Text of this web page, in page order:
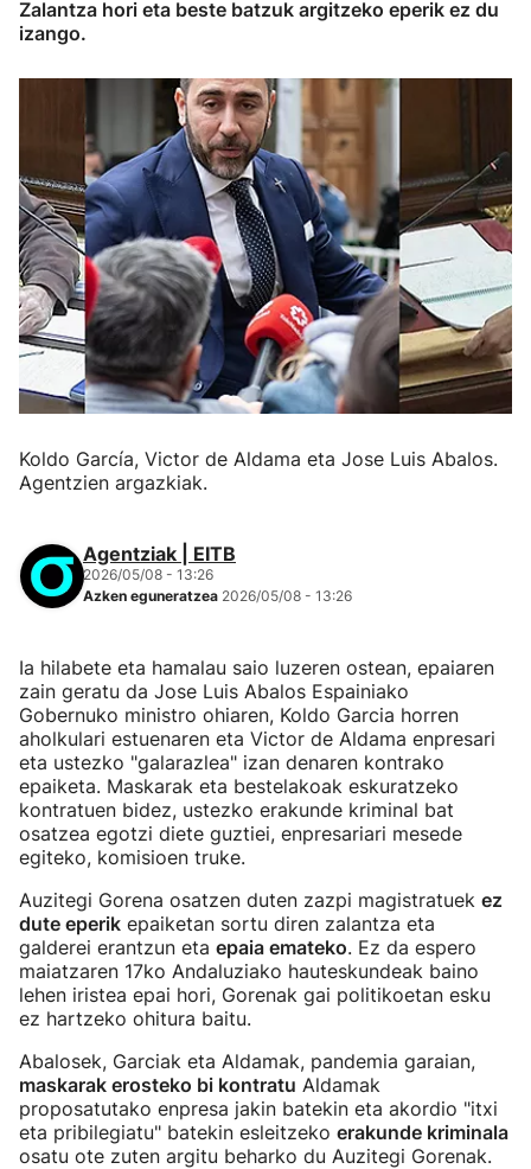
Zalantza hori eta beste batzuk argitzeko eperik ez du
izango.
Koldo García, Victor de Aldama eta Jose Luis Abalos.
Agentzien argazkiak.
Agentziak | EITB
2026/05/08 - 13:26
Azken eguneratzea 2026/05/08 - 13:26
Ia hilabete eta hamalau saio luzeren ostean, epaiaren
zain geratu da Jose Luis Abalos Espainiako
Gobernuko ministro ohiaren, Koldo Garcia horren
aholkulari estuenaren eta Victor de Aldama enpresari
eta ustezko "galarazlea" izan denaren kontrako
epaiketa. Maskarak eta bestelakoak eskuratzeko
kontratuen bidez, ustezko erakunde kriminal bat
osatzea egotzi diete guztiei, enpresariari mesede
egiteko, komisioen truke.
Auzitegi Gorena osatzen duten zazpi magistratuek ez
dute eperik epaiketan sortu diren zalantza eta
galderei erantzun eta epaia emateko. Ez da espero
maiatzaren 17ko Andaluziako hauteskundeak baino
lehen iristea epai hori, Gorenak gai politikoetan esku
ez hartzeko ohitura baitu.
Abalosek, Garciak eta Aldamak, pandemia garaian,
maskarak erosteko bi kontratu Aldamak
proposatutako enpresa jakin batekin eta akordio "itxi
eta pribilegiatu" batekin esleitzeko erakunde kriminala
osatu ote zuten argitu beharko du Auzitegi Gorenak.